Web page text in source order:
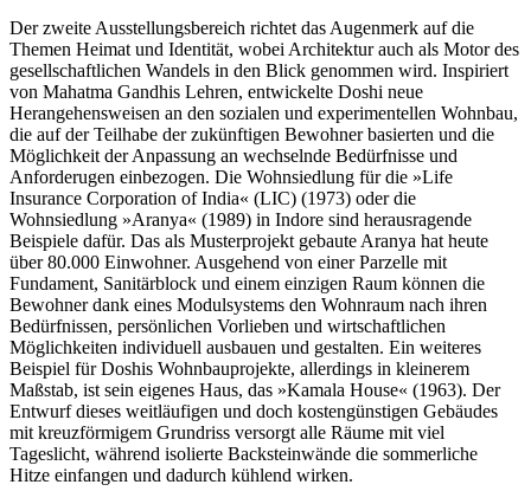
Der zweite Ausstellungsbereich richtet das Augenmerk auf die
Themen Heimat und Identität, wobei Architektur auch als Motor des
gesellschaftlichen Wandels in den Blick genommen wird. Inspiriert
von Mahatma Gandhis Lehren, entwickelte Doshi neue
Herangehensweisen an den sozialen und experimentellen Wohnbau,
die auf der Teilhabe der zukünftigen Bewohner basierten und die
Möglichkeit der Anpassung an wechselnde Bedürfnisse und
Anforderugen einbezogen. Die Wohnsiedlung für die »Life
Insurance Corporation of India« (LIC) (1973) oder die
Wohnsiedlung »Aranya« (1989) in Indore sind herausragende
Beispiele dafür. Das als Musterprojekt gebaute Aranya hat heute
über 80.000 Einwohner. Ausgehend von einer Parzelle mit
Fundament, Sanitärblock und einem einzigen Raum können die
Bewohner dank eines Modulsystems den Wohnraum nach ihren
Bedürfnissen, persönlichen Vorlieben und wirtschaftlichen
Möglichkeiten individuell ausbauen und gestalten. Ein weiteres
Beispiel für Doshis Wohnbauprojekte, allerdings in kleinerem
Maßstab, ist sein eigenes Haus, das »Kamala House« (1963). Der
Entwurf dieses weitläufigen und doch kostengünstigen Gebäudes
mit kreuzförmigem Grundriss versorgt alle Räume mit viel
Tageslicht, während isolierte Backsteinwände die sommerliche
Hitze einfangen und dadurch kühlend wirken.